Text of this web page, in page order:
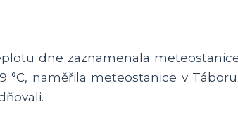
dne zaznamenala
°C, naměřila meteostanice v